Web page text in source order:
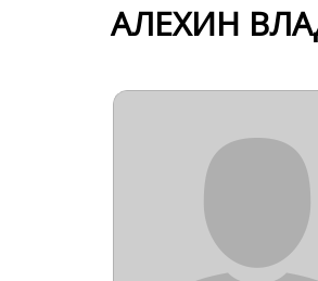
АЛЕХИН